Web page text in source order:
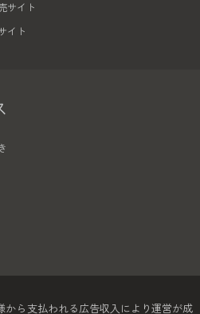
サイト
イト
から支払われる広告収入により運営が成